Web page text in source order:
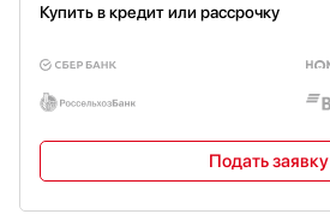
Купить в кредит или рассрочку
Подать заявку